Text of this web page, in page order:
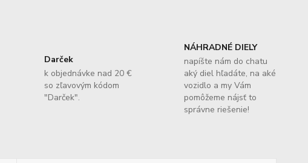
Darček
k objednávke nad 20 €
so zľavovým kódom
"Darček".
NÁHRADNÉ DIELY
napíšte nám do chatu
aký diel hľadáte, na aké
vozidlo a my Vám
pomôžeme nájsť to
správne riešenie!